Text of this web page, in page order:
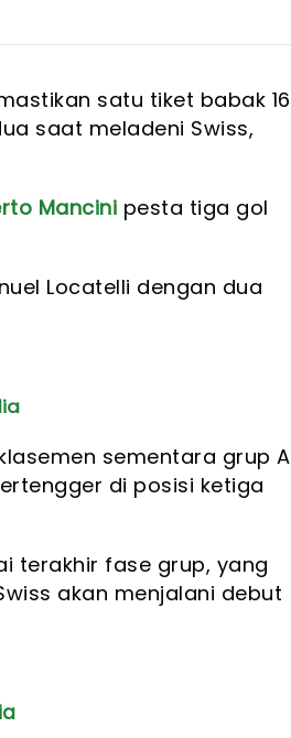
satu tiket babak 16
saat meladeni Swiss,
Mancini pesta tiga gol
Locatelli dengan dua
sementara grup A
di posisi ketiga
terakhir fase grup, yang
akan menjalani debut